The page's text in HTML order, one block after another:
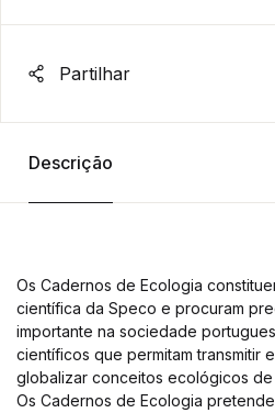
Partilhar
Descrição
Os Cadernos de Ecologia
científica da Speco e procuram
importante na sociedade
científicos que permitam transmitir
globalizar conceitos ecológicos
Os Cadernos de Ecologia